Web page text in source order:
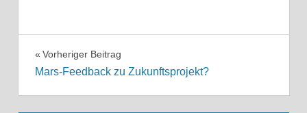
Beitragsnavigation
Vorheriger Beitrag
Mars-Feedback zu Zukunftsprojekt?